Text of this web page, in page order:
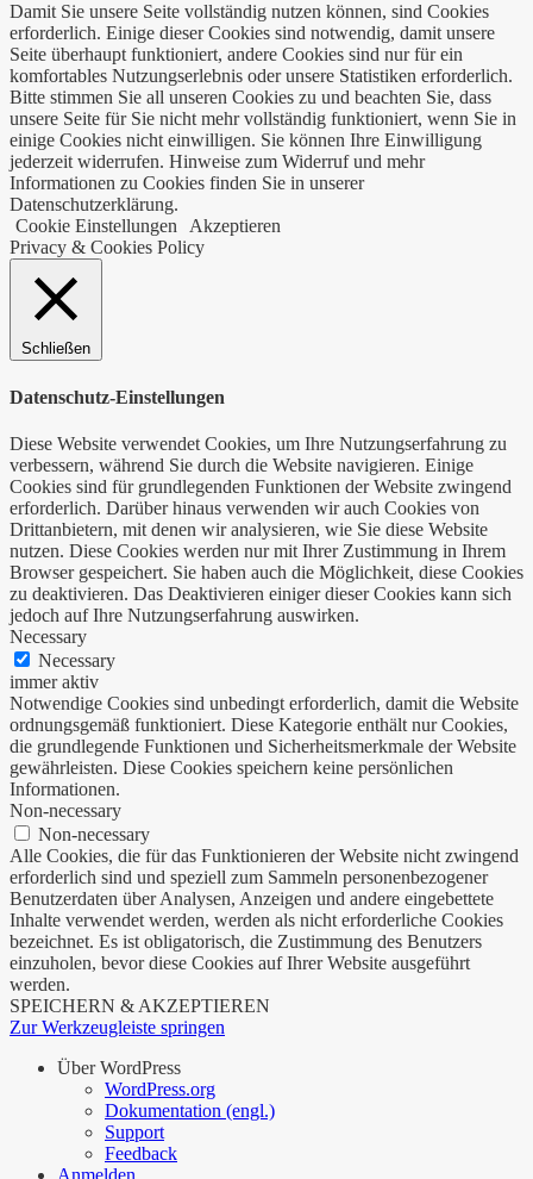
Damit Sie unsere Seite vollständig nutzen können, sind Cookies
erforderlich. Einige dieser Cookies sind notwendig, damit unsere
Seite überhaupt funktioniert, andere Cookies sind nur für ein
komfortables Nutzungserlebnis oder unsere Statistiken erforderlich.
Bitte stimmen Sie all unseren Cookies zu und beachten Sie, dass
unsere Seite für Sie nicht mehr vollständig funktioniert, wenn Sie in
einige Cookies nicht einwilligen. Sie können Ihre Einwilligung
jederzeit widerrufen. Hinweise zum Widerruf und mehr
Informationen zu Cookies finden Sie in unserer
Datenschutzerklärung.
Cookie Einstellungen Akzeptieren
Privacy & Cookies Policy
Schließen
Datenschutz-Einstellungen
Diese Website verwendet Cookies, um Ihre Nutzungserfahrung zu
verbessern, während Sie durch die Website navigieren. Einige
Cookies sind für grundlegenden Funktionen der Website zwingend
erforderlich. Darüber hinaus verwenden wir auch Cookies von
Drittanbietern, mit denen wir analysieren, wie Sie diese Website
nutzen. Diese Cookies werden nur mit Ihrer Zustimmung in Ihrem
Browser gespeichert. Sie haben auch die Möglichkeit, diese Cookies
zu deaktivieren. Das Deaktivieren einiger dieser Cookies kann sich
jedoch auf Ihre Nutzungserfahrung auswirken.
Necessary
Necessary
immer aktiv
Notwendige Cookies sind unbedingt erforderlich, damit die Website
ordnungsgemäß funktioniert. Diese Kategorie enthält nur Cookies,
die grundlegende Funktionen und Sicherheitsmerkmale der Website
gewährleisten. Diese Cookies speichern keine persönlichen
Informationen.
Non-necessary
Non-necessary
Alle Cookies, die für das Funktionieren der Website nicht zwingend
erforderlich sind und speziell zum Sammeln personenbezogener
Benutzerdaten über Analysen, Anzeigen und andere eingebettete
Inhalte verwendet werden, werden als nicht erforderliche Cookies
bezeichnet. Es ist obligatorisch, die Zustimmung des Benutzers
einzuholen, bevor diese Cookies auf Ihrer Website ausgeführt
werden.
SPEICHERN & AKZEPTIEREN
Zur Werkzeugleiste springen
Über WordPress
WordPress.org
Dokumentation (engl.)
Support
Feedback
Anmelden